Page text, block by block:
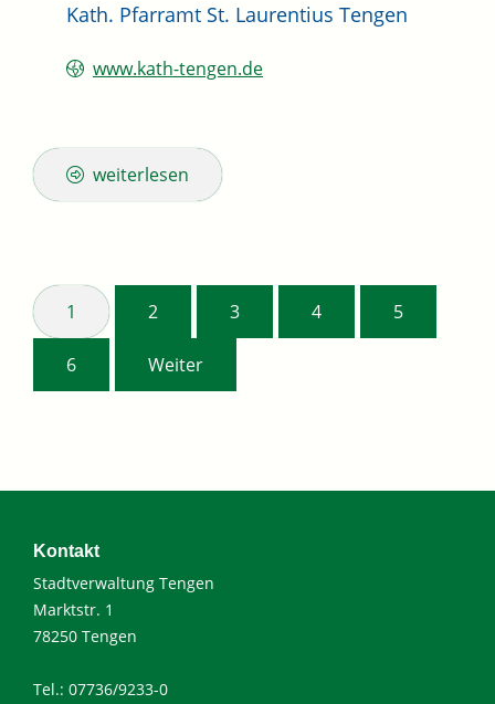
Kath. Pfarramt St. Laurentius Tengen
www.kath-tengen.de
weiterlesen
1 2 3 4 5
6 Weiter
Kontakt
Stadtverwaltung Tengen
Marktstr. 1
78250 Tengen
Tel.: 07736/9233-0